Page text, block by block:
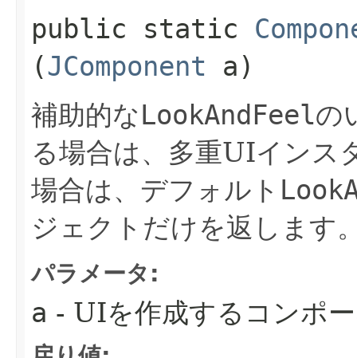
public static
(JComponent a)
補助的なLookAndFeelの
る場合は、多重UIインス
場合は、デフォルト
ジェクトだけを返します
パラメータ:
a - UIを作成するコンポ